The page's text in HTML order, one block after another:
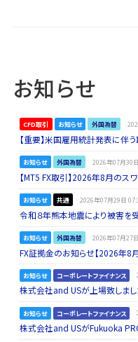
お知らせ
CFD取引 お知らせ 外国為替
【重要】米国雇用統計発表に伴
お知らせ 外国為替 2026年07月30
【MT5 FX取引】2026年8月のス
お知らせ 共通 2026年07月29日
令和８年熊本地震により被害を
お知らせ 外国為替 2026年07月27
FX証拠金のお知らせ【2026年8
お知らせ コーポレートファイナンス
株式会社and USが上場致しまし
お知らせ コーポレートファイナンス
株式会社and USがFukuoka